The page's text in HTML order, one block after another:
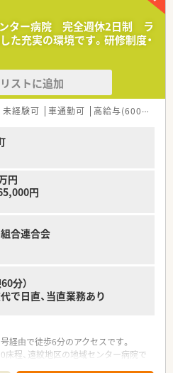
ンター病院 完全週休2日制 ラ
た充実の環境です。研修制度・
ストに追加
未経験可 車通勤可 高給与(600万円以上)
円
円
合連合会
60分）
で日直、当直業務あり
経由で徒歩6分のアクセスです。
程、遠紋地区の地域センター病院で